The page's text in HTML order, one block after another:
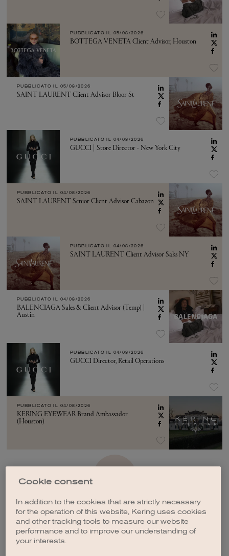
PUBBLICATO IL 05/08/2026
BOTTEGA VENETA Client Advisor, Houston
PUBBLICATO IL 05/08/2026
SAINT LAURENT Client Advisor Bloor St
PUBBLICATO IL 04/08/2026
GUCCI | Store Director - New York City
PUBBLICATO IL 04/08/2026
SAINT LAURENT Senior Client Advisor Cabazon
PUBBLICATO IL 04/08/2026
SAINT LAURENT Client Advisor Saks NY
PUBBLICATO IL 04/08/2026
BALENCIAGA Sales & Client Advisor (Temp) |
Austin
PUBBLICATO IL 04/08/2026
GUCCI Director, Retail Operations
PUBBLICATO IL 04/08/2026
KERING EYEWEAR Brand Ambassador
(Houston)
Cookie consent
In addition to the cookies that are strictly necessary
for the operation of this website, Kering uses cookies
and other tracking tools to measure our website
performance and to improve our understanding of
your interests.